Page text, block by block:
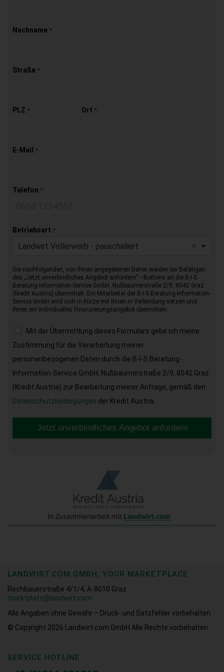
Nachname *
Straße *
PLZ * Ort *
E-Mail *
Telefon *
Betriebsart *
Landwirt Vollerwerb - pauschaliert
Die nachfolgenden, von Ihnen angegebenen Daten werden bei Betätigen
des „Jetzt unverbindliches Angebot anfordern“ –Buttons an die B-I-S
Beratung-Information-Service GmbH, Nußbaumerstraße 2/9, 8042 Graz
(Kredit Austria) übermittelt. Ein Mitarbeiter der B-I-S Beratung-Information-
Service GmbH wird sich in Kürze mit Ihnen in Verbindung setzen und
Ihnen ein individuelles Finanzierungsangebot übermitteln.
Mit der Übermittlung dieses Formulars gebe ich meine
Zustimmung für die Verarbeitung meiner
personenbezogenen Daten durch die B-I-S Beratung-
Information-Service GmbH, Nußbaumerstraße 2/9, 8042 Graz
(Kredit Austria) zur Bearbeitung meiner Anfrage, gemäß den
Datenschutzbedingungen der Kredit Austria.
Jetzt unverbindliches Angebot anfordern
LANDWIRT.COM GMBH, YOUR MARKETPLACE
Rechbauerstraße 4/1/4, A-8010 Graz
marktplatz@landwirt.com
Alle Angaben ohne Gewähr – Druck- und Satzfehler vorbehalten.
© Copyright 2026 Landwirt.com GmbH Alle Rechte vorbehalten.
SERVICE HOTLINE